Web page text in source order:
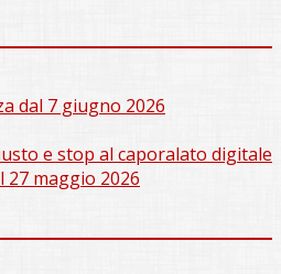
dal 7 giugno 2026
e stop al caporalato digitale
maggio 2026